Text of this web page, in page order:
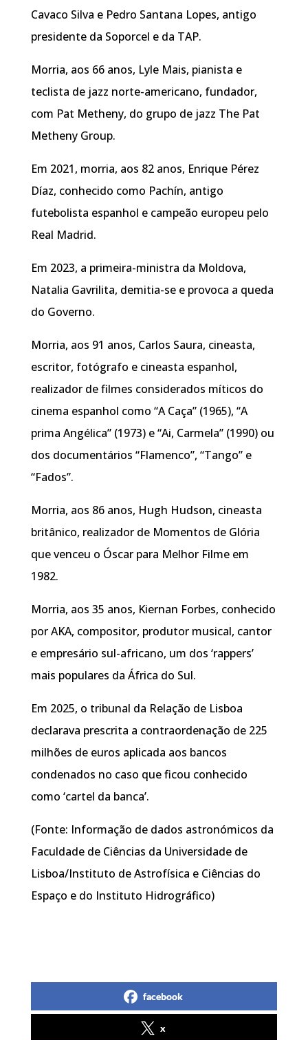
Cavaco Silva e Pedro Santana Lopes, antigo
presidente da Soporcel e da TAP.
Morria, aos 66 anos, Lyle Mais, pianista e
teclista de jazz norte-americano, fundador,
com Pat Metheny, do grupo de jazz The Pat
Metheny Group.
Em 2021, morria, aos 82 anos, Enrique Pérez
Díaz, conhecido como Pachín, antigo
futebolista espanhol e campeão europeu pelo
Real Madrid.
Em 2023, a primeira-ministra da Moldova,
Natalia Gavrilita, demitia-se e provoca a queda
do Governo.
Morria, aos 91 anos, Carlos Saura, cineasta,
escritor, fotógrafo e cineasta espanhol,
realizador de filmes considerados míticos do
cinema espanhol como “A Caça” (1965), “A
prima Angélica” (1973) e “Ai, Carmela” (1990) ou
dos documentários “Flamenco”, “Tango” e
“Fados”.
Morria, aos 86 anos, Hugh Hudson, cineasta
britânico, realizador de Momentos de Glória
que venceu o Óscar para Melhor Filme em
1982.
Morria, aos 35 anos, Kiernan Forbes, conhecido
por AKA, compositor, produtor musical, cantor
e empresário sul-africano, um dos ‘rappers’
mais populares da África do Sul.
Em 2025, o tribunal da Relação de Lisboa
declarava prescrita a contraordenação de 225
milhões de euros aplicada aos bancos
condenados no caso que ficou conhecido
como ‘cartel da banca’.
(Fonte: Informação de dados astronómicos da
Faculdade de Ciências da Universidade de
Lisboa/Instituto de Astrofísica e Ciências do
Espaço e do Instituto Hidrográfico)
facebook
x